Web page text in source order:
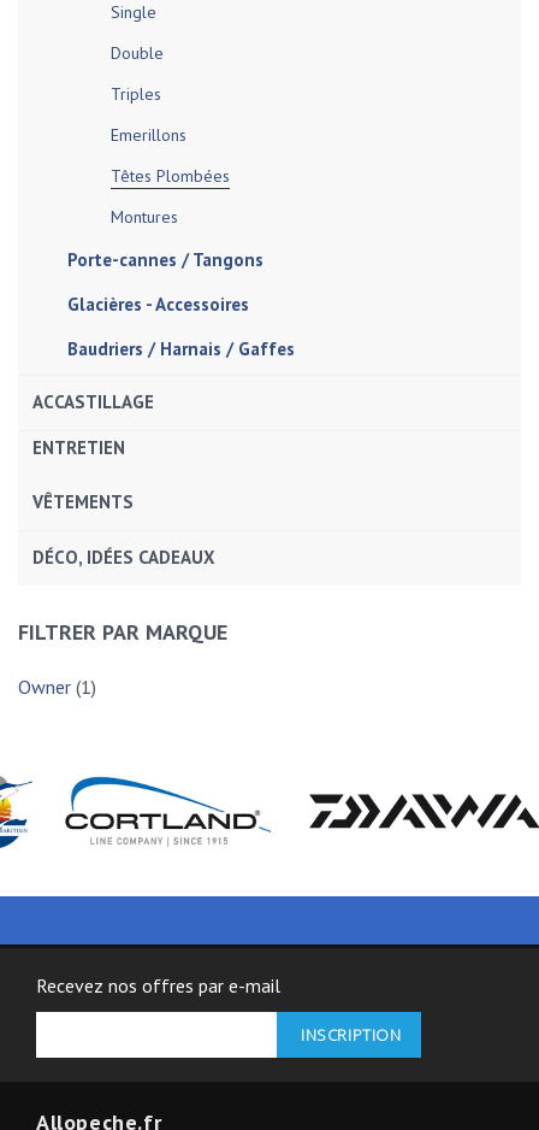
Single
Double
Triples
Emerillons
Têtes Plombées
Montures
Porte-cannes / Tangons
Glacières - Accessoires
Baudriers / Harnais / Gaffes
ACCASTILLAGE
ENTRETIEN
VÊTEMENTS
DÉCO, IDÉES CADEAUX
FILTRER PAR MARQUE
Owner (1)
Recevez nos offres par e-mail
Allopeche.fr